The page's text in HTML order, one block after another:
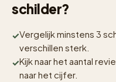
schilder?
Vergelijk minstens 3
verschillen sterk.
Kijk naar het aantal
naar het cijfer.